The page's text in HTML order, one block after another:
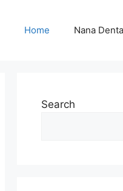
Home Nana
Search